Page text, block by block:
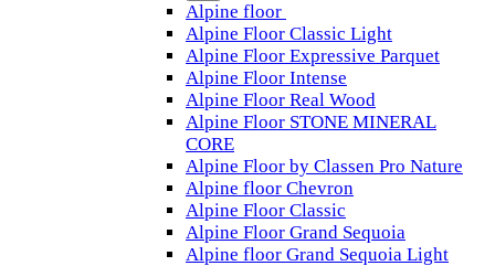
Alpine floor
Alpine Floor Classic Light
Alpine Floor Expressive Parquet
Alpine Floor Intense
Alpine Floor Real Wood
Alpine Floor STONE MINERAL
CORE
Alpine Floor by Classen Pro Nature
Alpine floor Chevron
Alpine Floor Classic
Alpine Floor Grand Sequoia
Alpine floor Grand Sequoia Light